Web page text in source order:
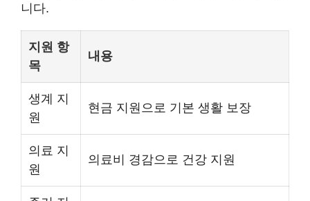
니다.
지원 항
목
내용
생계 지
원
현금 지원으로 기본 생활 보장
의료 지
원
의료비 경감으로 건강 지원